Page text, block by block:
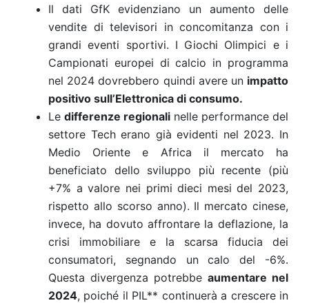
Il dati GfK evidenziano un aumento delle
vendite di televisori in concomitanza con i
grandi eventi sportivi. I Giochi Olimpici e i
Campionati europei di calcio in programma
nel 2024 dovrebbero quindi avere un impatto
positivo sull’Elettronica di consumo.
Le differenze regionali nelle performance del
settore Tech erano già evidenti nel 2023. In
Medio Oriente e Africa il mercato ha
beneficiato dello sviluppo più recente (più
+7% a valore nei primi dieci mesi del 2023,
rispetto allo scorso anno). Il mercato cinese,
invece, ha dovuto affrontare la deflazione, la
crisi immobiliare e la scarsa fiducia dei
consumatori, segnando un calo del -6%.
Questa divergenza potrebbe aumentare nel
2024, poiché il PIL** continuerà a crescere in